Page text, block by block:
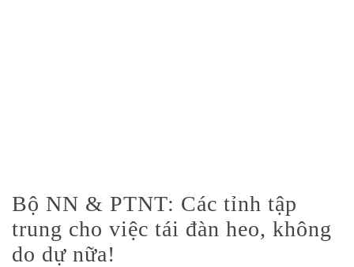
Bộ NN & PTNT: Các tỉnh tập
trung cho việc tái đàn heo, không
do dự nữa!